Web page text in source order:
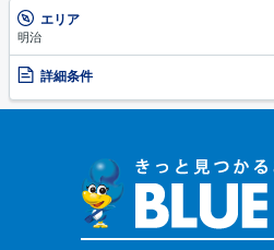
エリア
明治
詳細条件